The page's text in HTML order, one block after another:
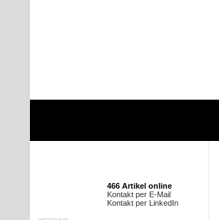
466 Artikel online
Kontakt per E-Mail
Kontakt per LinkedIn